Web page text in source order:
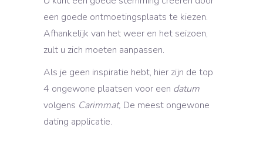
een goede ontmoetingsplaats te kiezen.
Afhankelijk van het weer en het seizoen,
zult u zich moeten aanpassen.
Als je geen inspiratie hebt, hier zijn de top
4 ongewone plaatsen voor een datum
volgens Carimmat, De meest ongewone
dating applicatie.